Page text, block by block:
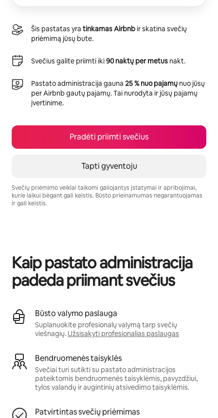
Šis pastatas yra tinkamas Airbnb ir skatina svečių
priėmimą jūsų bute.
Svečius galite priimti iki90 naktų per metus nakt.
Pastato administracija gauna 25 % nuo pajamų nuo jūsų
per Airbnb gautų pajamų. Tai nurodyta ir jūsų pajamų
įvertinime.
Pradėti priimti svečius
Tapti gyventoju
Svečių priėmimo veiklai taikomi galiojantys įstatymai ir apribojimai,
kurie laikui bėgant gali keistis. Būsto prieinamumas negarantuojamas
ir gali keistis.
Kaip pastato administracija
padeda priimant svečius
Būsto valymo paslauga
Suplanuokite profesionalų valymą tarp svečių
viešnagių. Užsisakyti profesionalias paslaugas
Bendruomenės taisyklės
Svečiai turi sutikti su pastato administracijos
pateiktomis bendruomenės taisyklėmis, pavyzdžiui,
tylos valandų ir augintinių atsivedimo taisyklėmis.
Patvirtintas svečių priėmimas